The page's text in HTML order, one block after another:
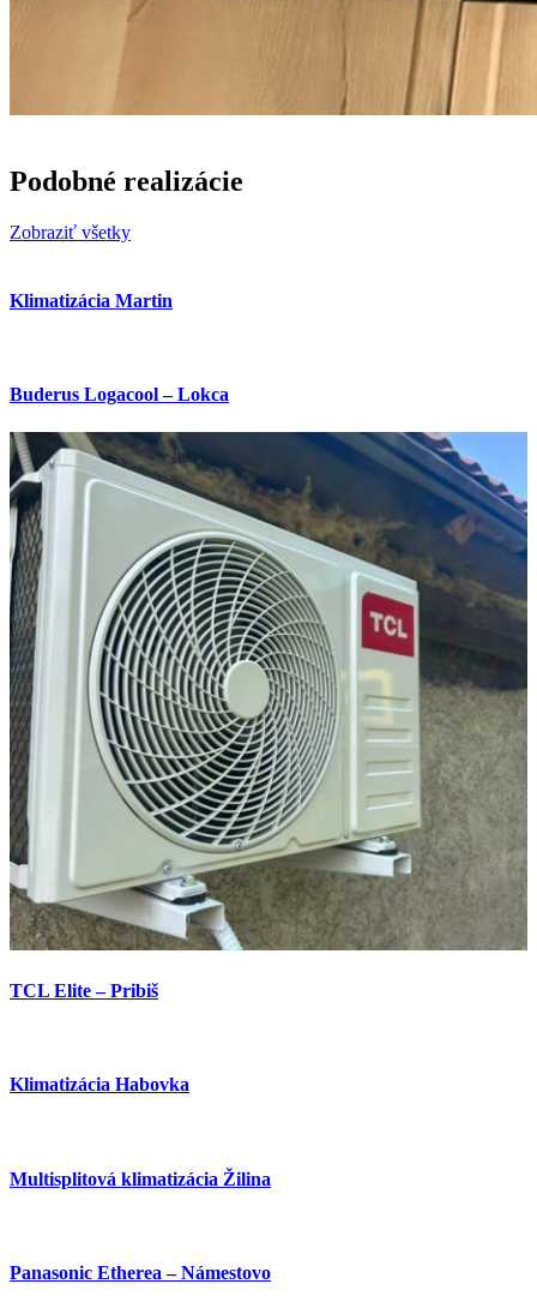
Podobné realizácie
Zobraziť všetky
Klimatizácia Martin
Buderus Logacool – Lokca
TCL Elite – Pribiš
Klimatizácia Habovka
Multisplitová klimatizácia Žilina
Panasonic Etherea – Námestovo